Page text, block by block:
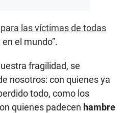
las víctimas de todas
el mundo”.
fragilidad, se
nosotros: con quienes ya
todo, como los
quienes padecen hambre